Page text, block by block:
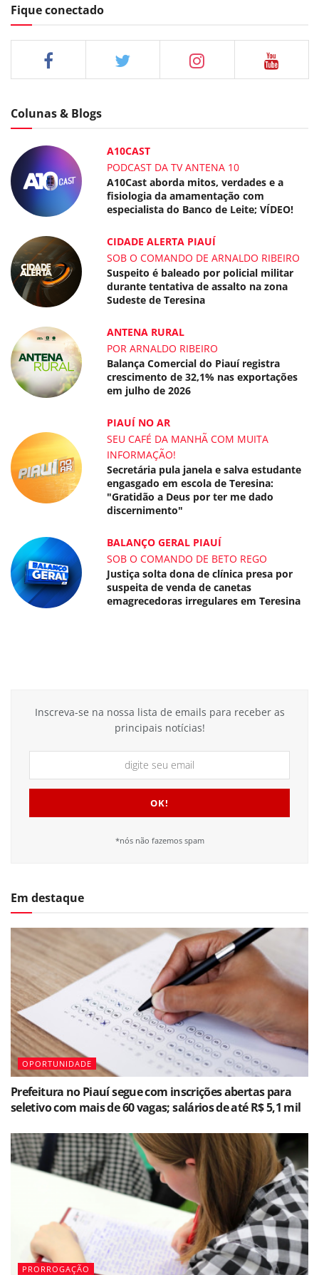
Fique conectado
Colunas & Blogs
A10CAST
PODCAST DA TV ANTENA 10
A10Cast aborda mitos, verdades e a
fisiologia da amamentação com
especialista do Banco de Leite; VÍDEO!
CIDADE ALERTA PIAUÍ
SOB O COMANDO DE ARNALDO RIBEIRO
Suspeito é baleado por policial militar
durante tentativa de assalto na zona
Sudeste de Teresina
ANTENA RURAL
POR ARNALDO RIBEIRO
Balança Comercial do Piauí registra
crescimento de 32,1% nas exportações
em julho de 2026
PIAUÍ NO AR
SEU CAFÉ DA MANHÃ COM MUITA
INFORMAÇÃO!
Secretária pula janela e salva estudante
engasgado em escola de Teresina:
"Gratidão a Deus por ter me dado
discernimento"
BALANÇO GERAL PIAUÍ
SOB O COMANDO DE BETO REGO
Justiça solta dona de clínica presa por
suspeita de venda de canetas
emagrecedoras irregulares em Teresina
Inscreva-se na nossa lista de emails para receber as
principais notícias!
*nós não fazemos spam
Em destaque
OPORTUNIDADE
Prefeitura no Piauí segue com inscrições abertas para
seletivo com mais de 60 vagas; salários de até R$ 5,1 mil
PRORROGAÇÃO